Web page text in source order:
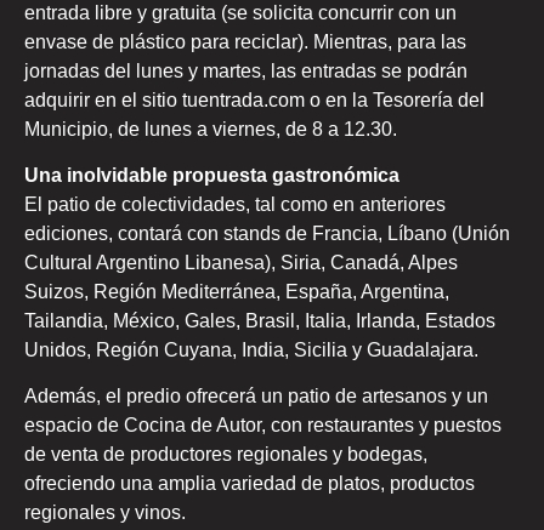
entrada libre y gratuita (se solicita concurrir con un
envase de plástico para reciclar). Mientras, para las
jornadas del lunes y martes, las entradas se podrán
adquirir en el sitio tuentrada.com o en la Tesorería del
Municipio, de lunes a viernes, de 8 a 12.30.
Una inolvidable propuesta gastronómica
El patio de colectividades, tal como en anteriores
ediciones, contará con stands de Francia, Líbano (Unión
Cultural Argentino Libanesa), Siria, Canadá, Alpes
Suizos, Región Mediterránea, España, Argentina,
Tailandia, México, Gales, Brasil, Italia, Irlanda, Estados
Unidos, Región Cuyana, India, Sicilia y Guadalajara.
Además, el predio ofrecerá un patio de artesanos y un
espacio de Cocina de Autor, con restaurantes y puestos
de venta de productores regionales y bodegas,
ofreciendo una amplia variedad de platos, productos
regionales y vinos.